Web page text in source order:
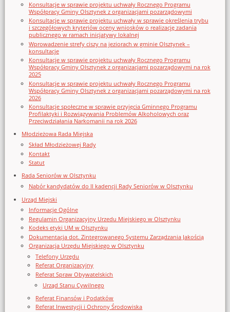
Konsultacje w sprawie projektu uchwały Rocznego Programu
Współpracy Gminy Olsztynek z organizacjami pozarządowymi
Konsultacje w sprawie projektu uchwały w sprawie określenia trybu
i szczegółowych kryteriów oceny wniosków o realizację zadania
publicznego w ramach inicjatywy lokalnej
Wprowadzenie strefy ciszy na jeziorach w gminie Olsztynek –
konsultacje
Konsultacje w sprawie projektu uchwały Rocznego Programu
Współpracy Gminy Olsztynek z organizacjami pozarządowymi na rok
2025
Konsultacje w sprawie projektu uchwały Rocznego Programu
Współpracy Gminy Olsztynek z organizacjami pozarządowymi na rok
2026
Konsultacje społeczne w sprawie przyjęcia Gminnego Programu
Profilaktyki i Rozwiązywania Problemów Alkoholowych oraz
Przeciwdziałania Narkomanii na rok 2026
Młodzieżowa Rada Miejska
Skład Młodzieżowej Rady
Kontakt
Statut
Rada Seniorów w Olsztynku
Nabór kandydatów do II kadencji Rady Seniorów w Olsztynku
Urząd Miejski
Informacje Ogólne
Regulamin Organizacyjny Urzedu Miejskiego w Olsztynku
Kodeks etyki UM w Olsztynku
Dokumentacja dot. Zintegrowanego Systemu Zarządzania Jakością
Organizacja Urzędu Miejskiego w Olsztynku
Telefony Urzędu
Referat Organizacyjny
Referat Spraw Obywatelskich
Urząd Stanu Cywilnego
Referat Finansów i Podatków
Referat Inwestycji i Ochrony Środowiska